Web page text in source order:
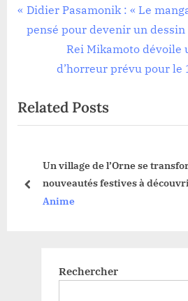
Navigation
de
l’article
P
r
o
u
o
Didier Pasamonik : « Le
pensé pour devenir un dessin
N
e
P
s
t
:
Rei Mikamoto dévoile
d’horreur prévu pour le
Related Posts
Un village de l’Orne se
nouveautés festives à
Anime
prev
Rechercher